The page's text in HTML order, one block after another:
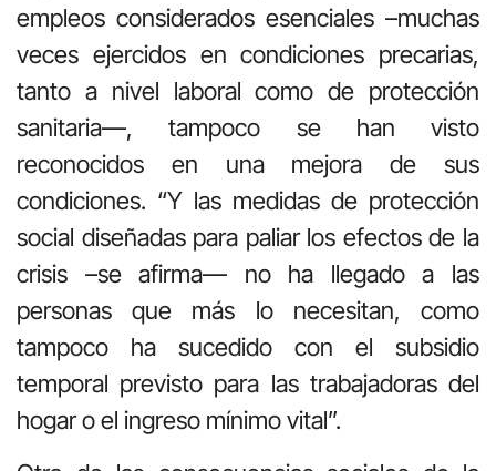
empleos considerados esenciales –muchas
veces ejercidos en condiciones precarias,
tanto a nivel laboral como de protección
sanitaria—, tampoco se han visto
reconocidos en una mejora de sus
condiciones. “Y las medidas de protección
social diseñadas para paliar los efectos de la
crisis –se afirma— no ha llegado a las
personas que más lo necesitan, como
tampoco ha sucedido con el subsidio
temporal previsto para las trabajadoras del
hogar o el ingreso mínimo vital”.